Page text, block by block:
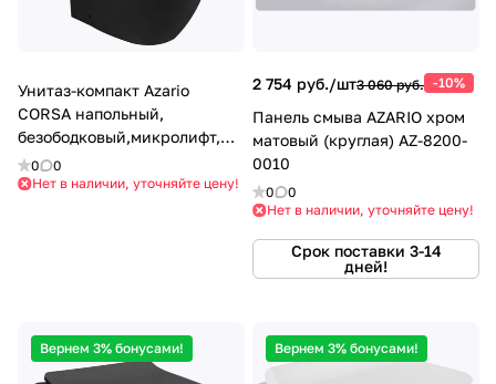
Унитаз-компакт Azario
CORSA напольный,
безободковый,микролифт,
черный матовый (AZ-2062S-
MB)
0
0
Нет в наличии, уточняйте цену!
2 754 руб./шт3 060 руб. -10%
Панель смыва AZARIO хром
матовый (круглая) AZ-8200-
0010
0
0
Нет в наличии, уточняйте цену!
Срок поставки 3-14
дней!
Вернем 3% бонусами! Вернем 3% бонусами!